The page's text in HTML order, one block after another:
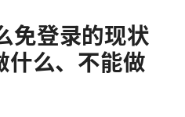
免登录的现状
什么、不能做